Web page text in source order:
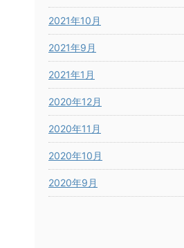
2021年10月
2021年9月
2021年1月
2020年12月
2020年11月
2020年10月
2020年9月